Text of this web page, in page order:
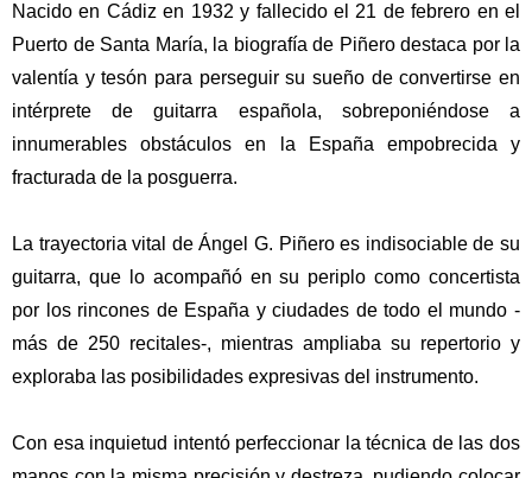
Nacido en Cádiz en 1932 y fallecido el 21 de febrero en el
Puerto de Santa María, la biografía de Piñero destaca por la
valentía y tesón para perseguir su sueño de convertirse en
intérprete de guitarra española, sobreponiéndose a
innumerables obstáculos en la España empobrecida y
fracturada de la posguerra.
La trayectoria vital de Ángel G. Piñero es indisociable de su
guitarra, que lo acompañó en su periplo como concertista
por los rincones de España y ciudades de todo el mundo -
más de 250 recitales-, mientras ampliaba su repertorio y
exploraba las posibilidades expresivas del instrumento.
Con esa inquietud intentó perfeccionar la técnica de las dos